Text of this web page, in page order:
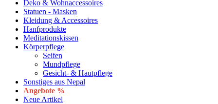
Deko & Wohnaccessoires
Statuen - Masken
Kleidung & Accessoires
Hanfprodukte
Meditationskissen
Körperpflege
Seifen
Mundpflege
Gesicht- & Hautpflege
Sonstiges aus Nepal
Angebote %
Neue Artikel